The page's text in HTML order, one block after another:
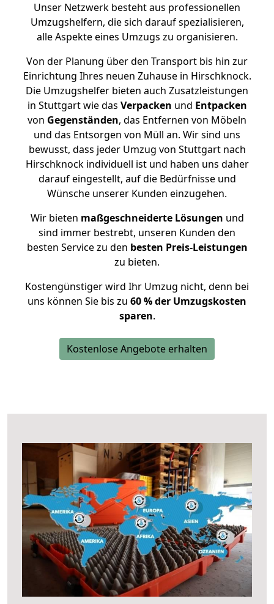
Unser Netzwerk besteht aus professionellen
Umzugshelfern, die sich darauf spezialisieren,
alle Aspekte eines Umzugs zu organisieren.
Von der Planung über den Transport bis hin zur
Einrichtung Ihres neuen Zuhause in Hirschknock.
Die Umzugshelfer bieten auch Zusatzleistungen
in Stuttgart wie das Verpacken und Entpacken
von Gegenständen, das Entfernen von Möbeln
und das Entsorgen von Müll an. Wir sind uns
bewusst, dass jeder Umzug von Stuttgart nach
Hirschknock individuell ist und haben uns daher
darauf eingestellt, auf die Bedürfnisse und
Wünsche unserer Kunden einzugehen.
Wir bieten maßgeschneiderte Lösungen und
sind immer bestrebt, unseren Kunden den
besten Service zu den besten Preis-Leistungen
zu bieten.
Kostengünstiger wird Ihr Umzug nicht, denn bei
uns können Sie bis zu 60 % der Umzugskosten
sparen.
Kostenlose Angebote erhalten